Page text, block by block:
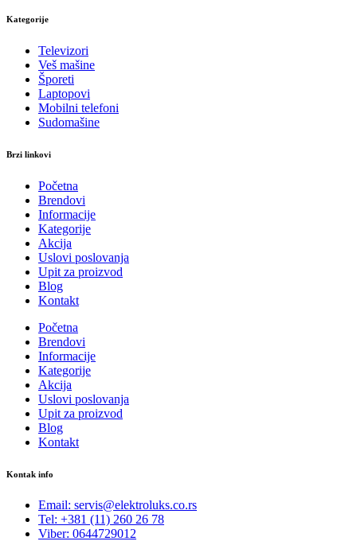
Kategorije
Televizori
Veš mašine
Šporeti
Laptopovi
Mobilni telefoni
Sudomašine
Brzi linkovi
Početna
Brendovi
Informacije
Kategorije
Akcija
Uslovi poslovanja
Upit za proizvod
Blog
Kontakt
Početna
Brendovi
Informacije
Kategorije
Akcija
Uslovi poslovanja
Upit za proizvod
Blog
Kontakt
Kontak info
Email: servis@elektroluks.co.rs
Tel: +381 (11) 260 26 78
Viber: 0644729012